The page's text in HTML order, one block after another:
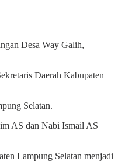
Desa Way Galih,
Daerah Kabupaten
Selatan.
AS dan Nabi Ismail AS
Lampung Selatan menjadi